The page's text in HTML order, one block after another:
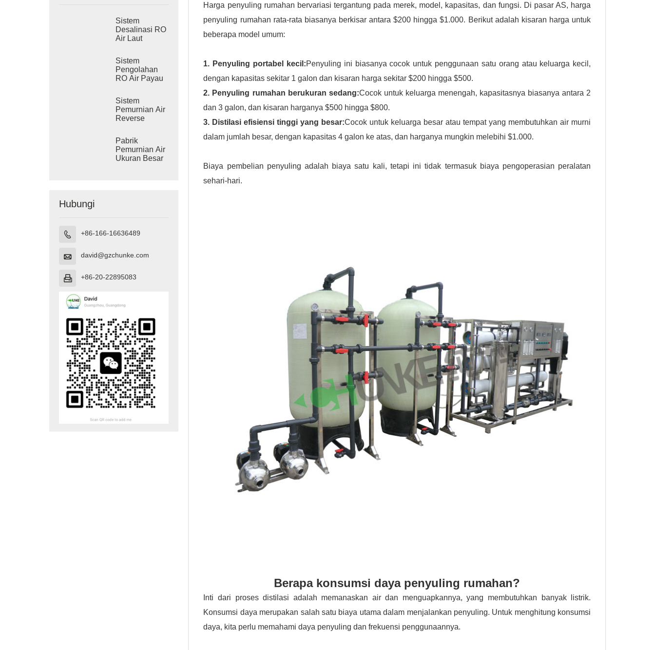
Sistem
Desalinasi RO
Air Laut
Sistem
Pengolahan
RO Air Payau
Sistem
Pemurnian Air
Reverse
Industri
Pabrik
Pemurnian Air
Ukuran Besar
Hubungi
 +86-166-16636489
 david@gzchunke.com
 +86-20-22895083
Harga penyuling rumahan bervariasi tergantung pada merek, model, kapasitas, dan fungsi. Di pasar AS, harga
penyuling rumahan rata-rata biasanya berkisar antara $200 hingga $1.000. Berikut adalah kisaran harga untuk
beberapa model umum:
1. Penyuling portabel kecil:Penyuling ini biasanya cocok untuk penggunaan satu orang atau keluarga kecil,
dengan kapasitas sekitar 1 galon dan kisaran harga sekitar $200 hingga $500.
2. Penyuling rumahan berukuran sedang:Cocok untuk keluarga menengah, kapasitasnya biasanya antara 2
dan 3 galon, dan kisaran harganya $500 hingga $800.
3. Distilasi efisiensi tinggi yang besar:Cocok untuk keluarga besar atau tempat yang membutuhkan air murni
dalam jumlah besar, dengan kapasitas 4 galon ke atas, dan harganya mungkin melebihi $1.000.
Biaya pembelian penyuling adalah biaya satu kali, tetapi ini tidak termasuk biaya pengoperasian peralatan
sehari-hari.
Berapa konsumsi daya penyuling rumahan?
Inti dari proses distilasi adalah memanaskan air dan menguapkannya, yang membutuhkan banyak listrik.
Konsumsi daya merupakan salah satu biaya utama dalam menjalankan penyuling. Untuk menghitung konsumsi
daya, kita perlu memahami daya penyuling dan frekuensi penggunaannya.